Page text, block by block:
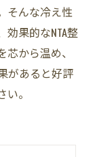
そんな冷え性
果的なNTA整
から温め、
があると好評
。